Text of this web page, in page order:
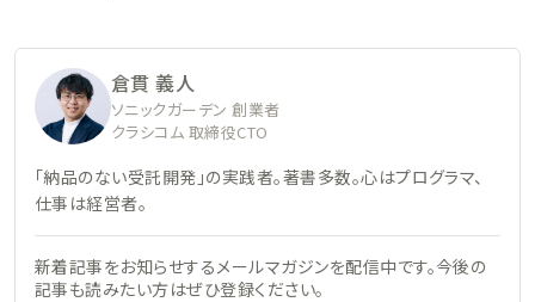
倉貫 義人
ソニックガーデン 創業者
クラシコム 取締役CTO
「納品のない受託開発」の実践者。著書多数。心はプログラマ、
仕事は経営者。
新着記事をお知らせするメールマガジンを配信中です。今後の
記事も読みたい方はぜひ登録ください。